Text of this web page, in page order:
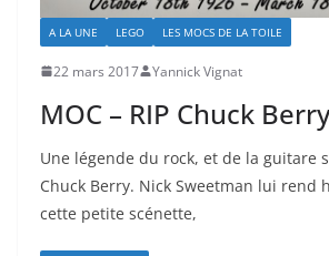
A LA UNE LEGO LES MOCS DE LA TOILE
22 mars 2017 Yannick Vignat
MOC – RIP Chuck Berry
Une légende du rock, et de la guitare
Chuck Berry. Nick Sweetman lui rend
cette petite scénette,